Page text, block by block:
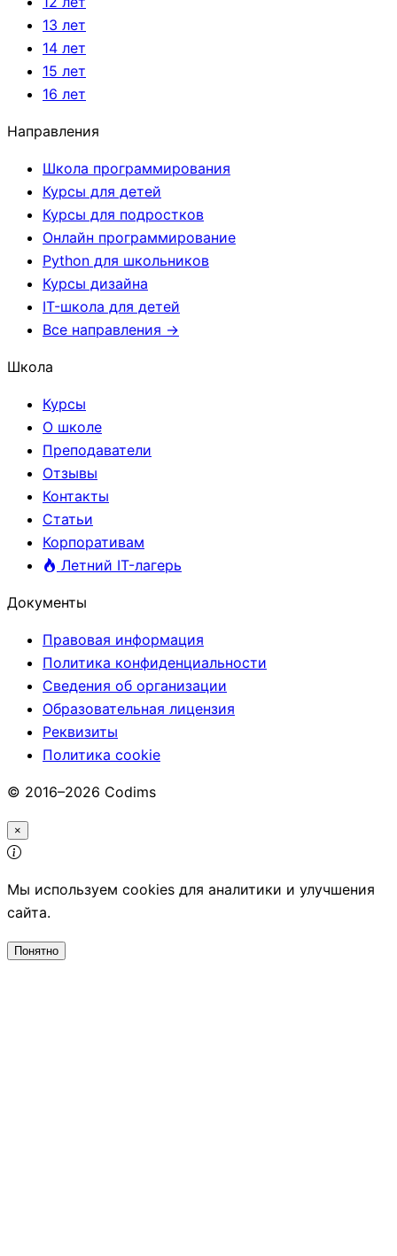
13 лет
14 лет
15 лет
16 лет
Направления
Школа программирования
Курсы для детей
Курсы для подростков
Онлайн программирование
Python для школьников
Курсы дизайна
IT-школа для детей
Все направления →
Школа
Курсы
О школе
Преподаватели
Отзывы
Контакты
Статьи
Корпоративам
Летний IT-лагерь
Документы
Правовая информация
Политика конфиденциальности
Сведения об организации
Образовательная лицензия
Реквизиты
Политика cookie
© 2016–2026 Codims
×
Мы используем cookies для аналитики и улучшения
сайта.
Понятно